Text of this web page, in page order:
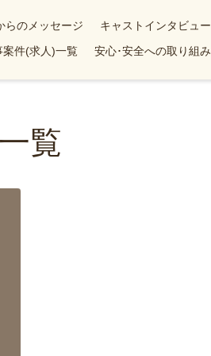
らのメッセージ
キャストインタビュー
案件(求人)一覧 安心･安全への取り組み
覧